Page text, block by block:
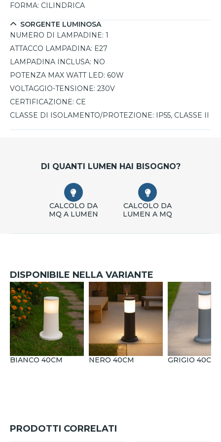
FORMA: CILINDRICA
SORGENTE LUMINOSA
NUMERO DI LAMPADINE: 1
ATTACCO LAMPADINA: E27
LAMPADINA INCLUSA: NO
POTENZA MAX WATT LED: 60W
VOLTAGGIO-TENSIONE: 230V
CERTIFICAZIONE: CE
CLASSE DI ISOLAMENTO/PROTEZIONE:
IP55, CLASSE II
DI QUANTI LUMEN HAI BISOGNO?
CALCOLO DA
MQ A LUMEN
CALCOLO DA
LUMEN A MQ
DISPONIBILE NELLA VARIANTE
BIANCO 40CM NERO 40CM GRIGIO 40CM
PRODOTTI CORRELATI